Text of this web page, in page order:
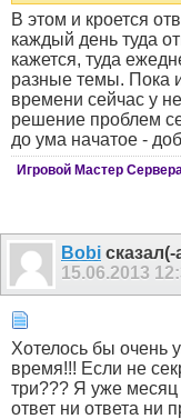
В этом и кроется
каждый день туда
кажется, туда
разные темы. Пока
времени сейчас у
решение проблем
до ума начатое -
Игровой Мастер
Bobi сказал(-
15.06.2013
Хотелось бы очень
время!!! Если не
три??? Я уже месяц
ответ ни ответа ни